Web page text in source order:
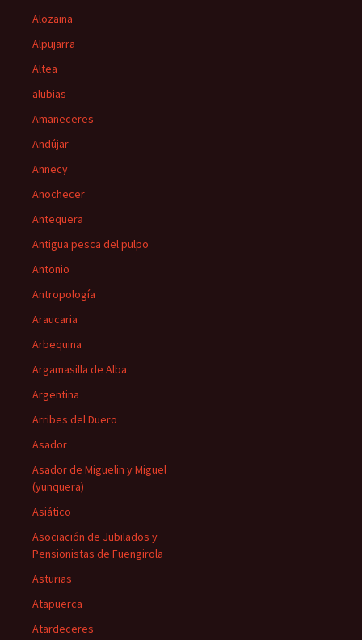
Alozaina
Alpujarra
Altea
alubias
Amaneceres
Andújar
Annecy
Anochecer
Antequera
Antigua pesca del pulpo
Antonio
Antropología
Araucaria
Arbequina
Argamasilla de Alba
Argentina
Arribes del Duero
Asador
Asador de Miguelin y Miguel
(yunquera)
Asiático
Asociación de Jubilados y
Pensionistas de Fuengirola
Asturias
Atapuerca
Atardeceres